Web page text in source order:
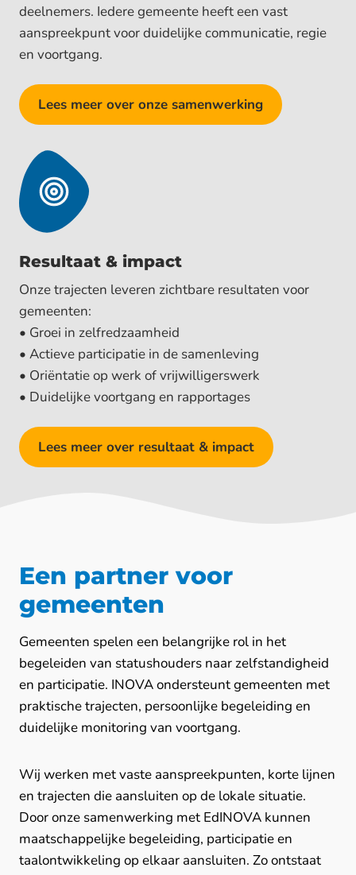
deelnemers. Iedere gemeente heeft een vast
aanspreekpunt voor duidelijke communicatie, regie
en voortgang.
Lees meer over onze samenwerking
Resultaat & impact
Onze trajecten leveren zichtbare resultaten voor
gemeenten:
• Groei in zelfredzaamheid
• Actieve participatie in de samenleving
• Oriëntatie op werk of vrijwilligerswerk
• Duidelijke voortgang en rapportages
Lees meer over resultaat & impact
Een partner voor
gemeenten
Gemeenten spelen een belangrijke rol in het
begeleiden van statushouders naar zelfstandigheid
en participatie. INOVA ondersteunt gemeenten met
praktische trajecten, persoonlijke begeleiding en
duidelijke monitoring van voortgang.
Wij werken met vaste aanspreekpunten, korte lijnen
en trajecten die aansluiten op de lokale situatie.
Door onze samenwerking met EdINOVA kunnen
maatschappelijke begeleiding, participatie en
taalontwikkeling op elkaar aansluiten. Zo ontstaat